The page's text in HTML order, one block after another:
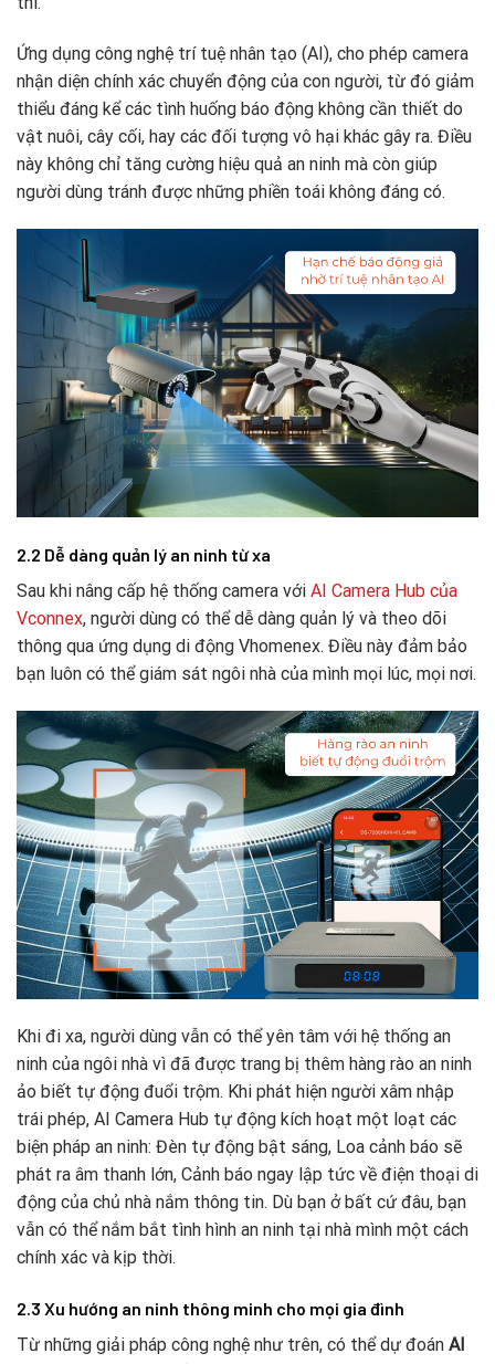
Ứng dụng công nghệ trí tuệ nhân tạo (AI), cho phép camera
nhận diện chính xác chuyển động của con người, từ đó giảm
thiểu đáng kể các tình huống báo động không cần thiết do
vật nuôi, cây cối, hay các đối tượng vô hại khác gây ra. Điều
này không chỉ tăng cường hiệu quả an ninh mà còn giúp
người dùng tránh được những phiền toái không đáng có.
2.2 Dễ dàng quản lý an ninh từ xa
Sau khi nâng cấp hệ thống camera với AI Camera Hub của
Vconnex, người dùng có thể dễ dàng quản lý và theo dõi
thông qua ứng dụng di động Vhomenex. Điều này đảm bảo
bạn luôn có thể giám sát ngôi nhà của mình mọi lúc, mọi nơi.
Khi đi xa, người dùng vẫn có thể yên tâm với hệ thống an
ninh của ngôi nhà vì đã được trang bị thêm hàng rào an ninh
ảo biết tự động đuổi trộm. Khi phát hiện người xâm nhập
trái phép, AI Camera Hub tự động kích hoạt một loạt các
biện pháp an ninh: Đèn tự động bật sáng, Loa cảnh báo sẽ
phát ra âm thanh lớn, Cảnh báo ngay lập tức về điện thoại di
động của chủ nhà nắm thông tin. Dù bạn ở bất cứ đâu, bạn
vẫn có thể nắm bắt tình hình an ninh tại nhà mình một cách
chính xác và kịp thời.
2.3 Xu hướng an ninh thông minh cho mọi gia đình
Từ những giải pháp công nghệ như trên, có thể dự đoán AI